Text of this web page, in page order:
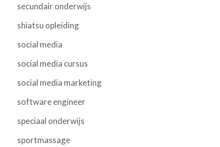
secundair onderwijs
shiatsu opleiding
social media
social media cursus
social media marketing
software engineer
speciaal onderwijs
sportmassage